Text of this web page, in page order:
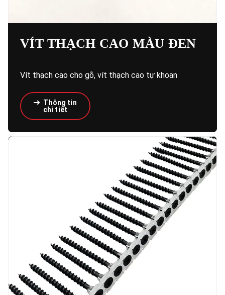
VÍT THẠCH CAO MÀU ĐEN
Vít thạch cao cho gỗ, vít thạch cao tự khoan
Thông tin
chi tiết